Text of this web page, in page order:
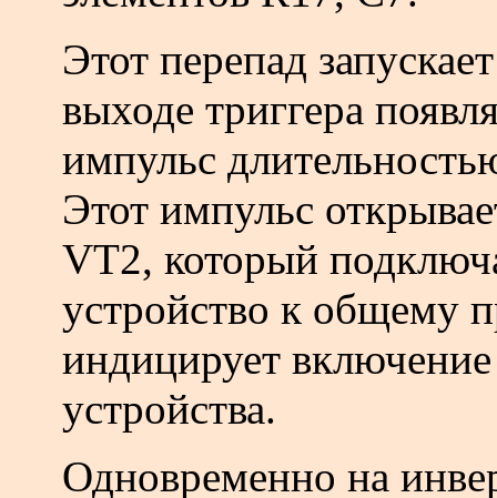
Этот перепад
выходе триггера
импульс
Этот импульс
VT2, который
устройство к общему
индицирует
устройства.
Одновременно на